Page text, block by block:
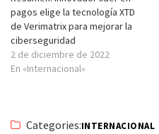
pagos elige la tecnología XTD
de Verimatrix para mejorar la
ciberseguridad
2 de diciembre de 2022
En «Internacional»
Categories:INTERNACIONAL